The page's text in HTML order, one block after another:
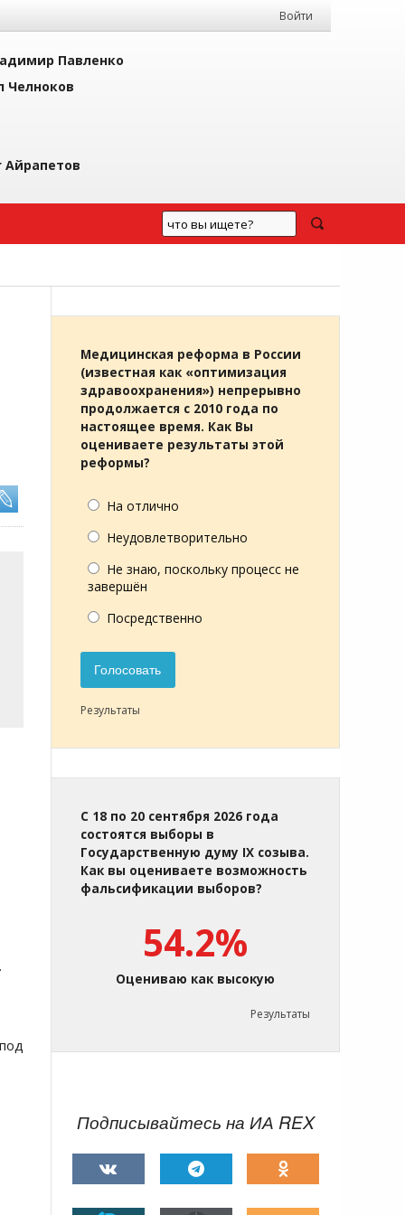
Войти
Павленко
Челноков
Айрапетов
Медицинская реформа в России
(известная как «оптимизация
здравоохранения») непрерывно
продолжается с 2010 года по
настоящее время. Как Вы
оцениваете результаты этой
реформы?
На отлично
Неудовлетворительно
Не знаю, поскольку процесс не
завершён
Посредственно
Голосовать
Результаты
С 18 по 20 сентября 2026 года
состоятся выборы в
Государственную думу IX созыва.
Как вы оцениваете возможность
фальсификации выборов?
54.2%
Оцениваю как высокую
Результаты
Подписывайтесь на ИА REX